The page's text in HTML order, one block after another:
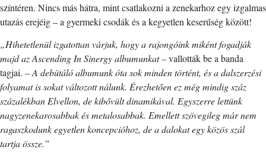
színtéren. Nincs más hátra, mint csatlakozni a zenekarhoz egy izgalmas
utazás erejéig – a gyermeki csodák és a kegyetlen keserűség között!
„Hihetetlenül izgatottan várjuk, hogy a rajongóink miként fogadják
majd az Ascending In Sinergy albumunkat– vallották be a banda
tagjai. –A debütáló albumunk óta sok minden történt, és a dalszerzési
folyamat is sokat változott nálunk. Érezhetően ez még mindig száz
százalékban Elvellon, de kibővült dinamikával. Egyszerre lettünk
nagyzenekarosabbak és metalosabbak. Emellett szövegileg már nem
ragaszkodunk egyetlen koncepcióhoz, de a dalokat egy közös szál
tartja össze.”